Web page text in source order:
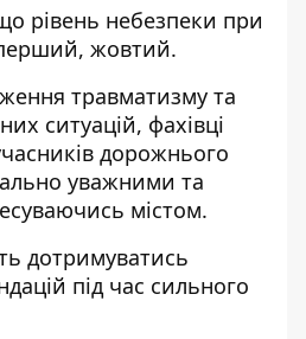
рівень небезпеки при
перший, жовтий.
травматизму та
ситуацій, фахівці
дорожнього
уважними та
містом.
дотримуватись
під час сильного